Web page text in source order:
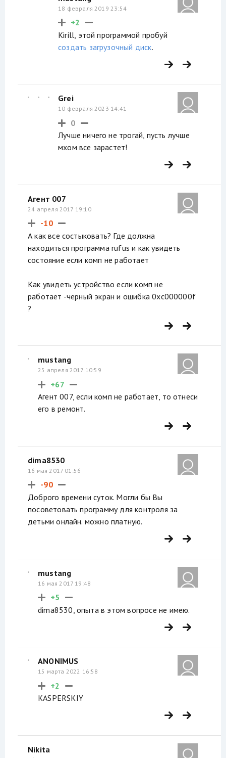
18 февраля 2019 23:54
+2
Kirill, этой программой пробуй
создать загрузочный диск.
Grei
10 февраля 2023 14:41
0
Лучше ничего не трогай, пусть лучше
мхом все зарастет!
Агент 007
24 апреля 2017 19:10
-10
А как все состыковать? Где должна
находиться программа rufus и как увидеть
состояние если комп не работает
Как увидеть устройство если комп не
работает -черный экран и ошибка 0xc000000f
?
mustang
25 апреля 2017 10:59
+67
Агент 007, если комп не работает, то отнеси
его в ремонт.
dima8530
16 мая 2017 01:56
-90
Доброго времени суток. Могли бы Вы
посоветовать программу для контроля за
детьми онлайн. можно платную.
mustang
16 мая 2017 19:48
+5
dima8530, опыта в этом вопросе не имею.
ANONIMUS
15 марта 2022 16:58
+2
KASPERSKIY
Nikita